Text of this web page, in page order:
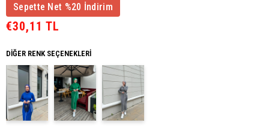
Sepette Net %20 İndirim
€30,11 TL
DIĞER RENK SEÇENEKLERI